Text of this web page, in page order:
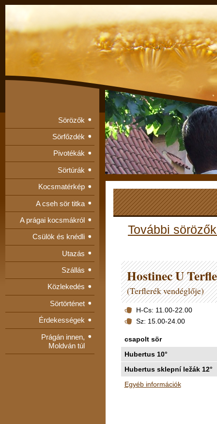
Sörözők
Sörfőzdék
Pivotékák
Sörtúrák
Kocsmatérkép
A cseh sör titka
A prágai kocsmákról
Csülök és knédli
Utazás
Szállás
Közlekedés
Sörtörténet
Érdekességek
Prágán innen,
Moldván túl
További
Hostinec U
(Terflerék vendéglője)
H-Cs: 11.00-22.00
Sz: 15.00-24.00
csapolt sör
Egyéb információk
Hubertus 10°
Hubertus sklepní ležák 12°